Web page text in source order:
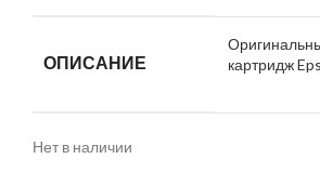
ОПИСАНИЕ
картридж
Нет в наличии